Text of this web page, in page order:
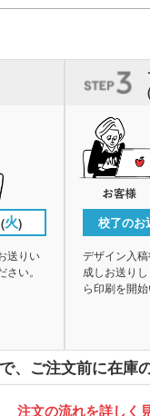
火)
送りい
い。
校了のお
デザイン入
成しお送り
ら印刷を開始
、 ご注文前に在庫
注文の流れを詳しく